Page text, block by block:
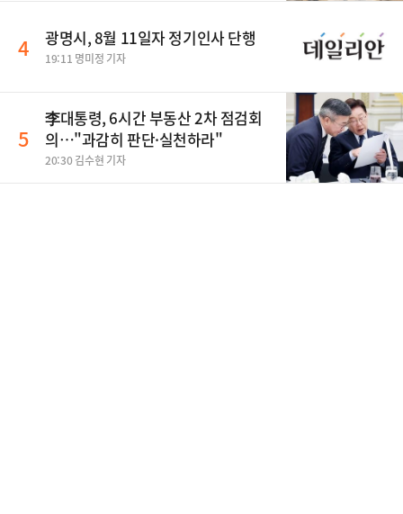
4 광명시, 8월 11일자 정기인사 단행
19:11 명미정 기자
5
李대통령, 6시간 부동산 2차 점검회
의…"과감히 판단·실천하라"
20:30 김수현 기자